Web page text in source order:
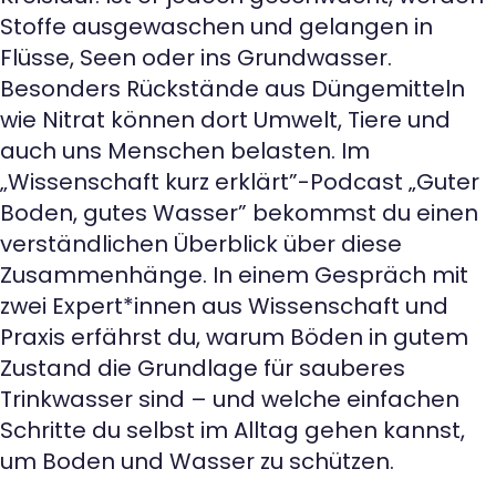
Stoffe ausgewaschen und gelangen in
Flüsse, Seen oder ins Grundwasser.
Besonders Rückstände aus Düngemitteln
wie Nitrat können dort Umwelt, Tiere und
auch uns Menschen belasten. Im
„Wissenschaft kurz erklärt”-Podcast „Guter
Boden, gutes Wasser” bekommst du einen
verständlichen Überblick über diese
Zusammenhänge. In einem Gespräch mit
zwei Expert*innen aus Wissenschaft und
Praxis erfährst du, warum Böden in gutem
Zustand die Grundlage für sauberes
Trinkwasser sind – und welche einfachen
Schritte du selbst im Alltag gehen kannst,
um Boden und Wasser zu schützen.